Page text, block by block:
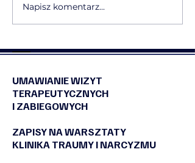
Otwieramy fotograficzny
cykl „Esencja Chwil”
Napisz komentarz...
UMAWIANIE WIZYT
TERAPEUTYCZNYCH
I ZABIEGOWYCH
ZAPISY NA WARSZTATY
KLINIKA TRAUMY I NARCYZMU